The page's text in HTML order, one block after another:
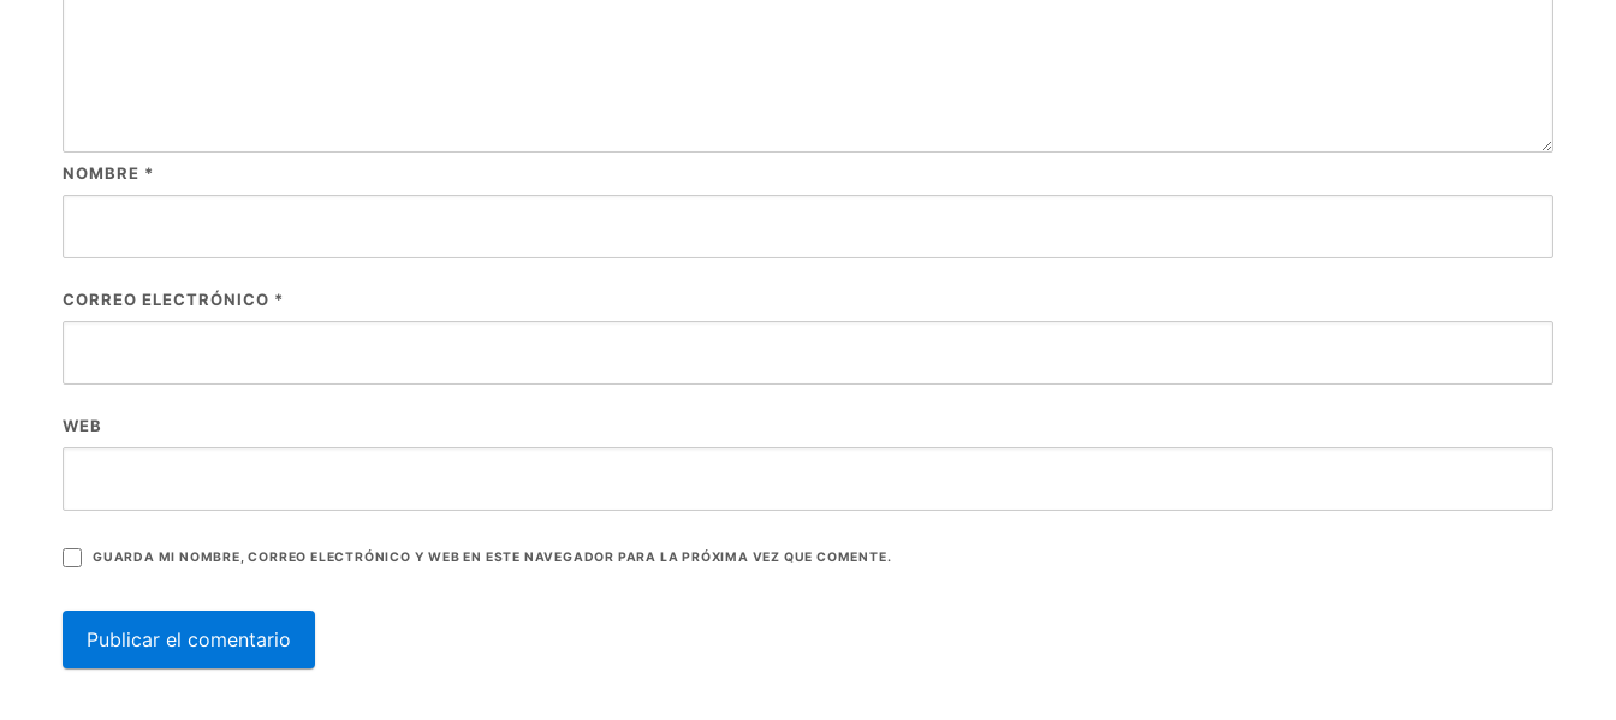
NOMBRE *
CORREO ELECTRÓNICO *
WEB
GUARDA MI NOMBRE, CORREO ELECTRÓNICO Y WEB EN ESTE NAVEGADOR PARA LA PRÓXIMA VEZ QUE COMENTE.